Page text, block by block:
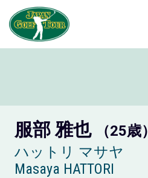
服部 雅也
（25歳）
ハットリ マサヤ
Masaya HATTORI